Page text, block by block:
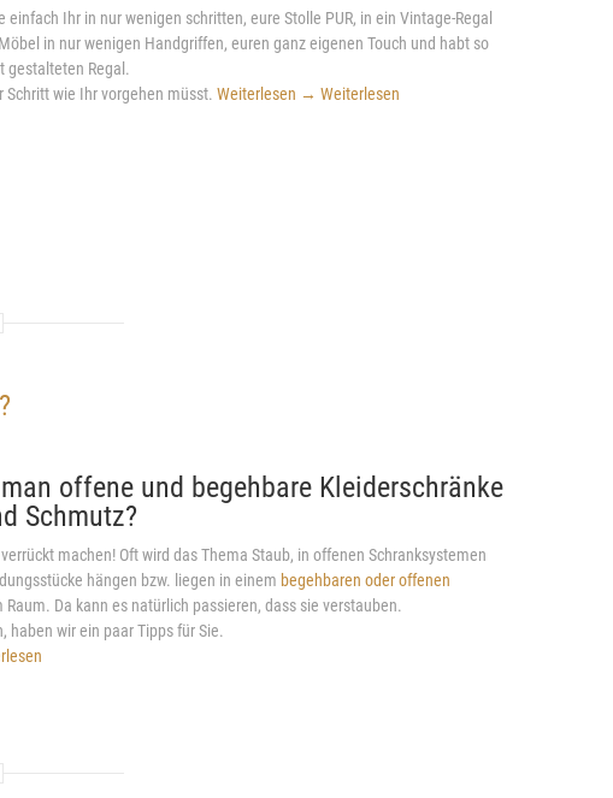
Ihr in nur wenigen schritten, eure Stolle PUR, in ein Vintage-Regal
in nur wenigen Handgriffen, euren ganz eigenen Touch und habt so
gestalteten Regal.
wie Ihr vorgehen müsst. Weiterlesen → Weiterlesen
offene und begehbare Kleiderschränke
Schmutz?
machen! Oft wird das Thema Staub, in offenen Schranksystemen
hängen bzw. liegen in einem begehbaren oder offenen
Raum. Da kann es natürlich passieren, dass sie verstauben.
haben wir ein paar Tipps für Sie.